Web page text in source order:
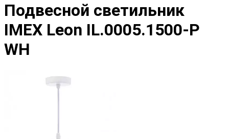
Подвесной светильник
IMEX Leon IL.0005.1500-P
WH